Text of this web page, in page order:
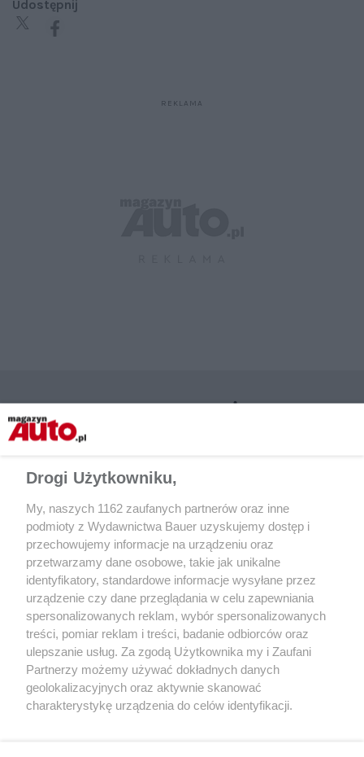
Udostępnij
TEST
Audi Q4 Sportback 50 e-tron – test
KATALOG UŻYWANE
Land Rover Range
Drogi Użytkowniku,
My, naszych 1162 zaufanych partnerów oraz inne
podmioty z Wydawnictwa Bauer uzyskujemy dostęp i
przechowujemy informacje na urządzeniu oraz
przetwarzamy dane osobowe, takie jak unikalne
identyfikatory, standardowe informacje wysyłane przez
urządzenie czy dane przeglądania w celu zapewniania
spersonalizowanych reklam, wybór spersonalizowanych
treści, pomiar reklam i treści, badanie odbiorców oraz
ulepszanie usług. Za zgodą Użytkownika my i Zaufani
Partnerzy możemy używać dokładnych danych
geolokalizacyjnych oraz aktywnie skanować
charakterystykę urządzenia do celów identyfikacji.